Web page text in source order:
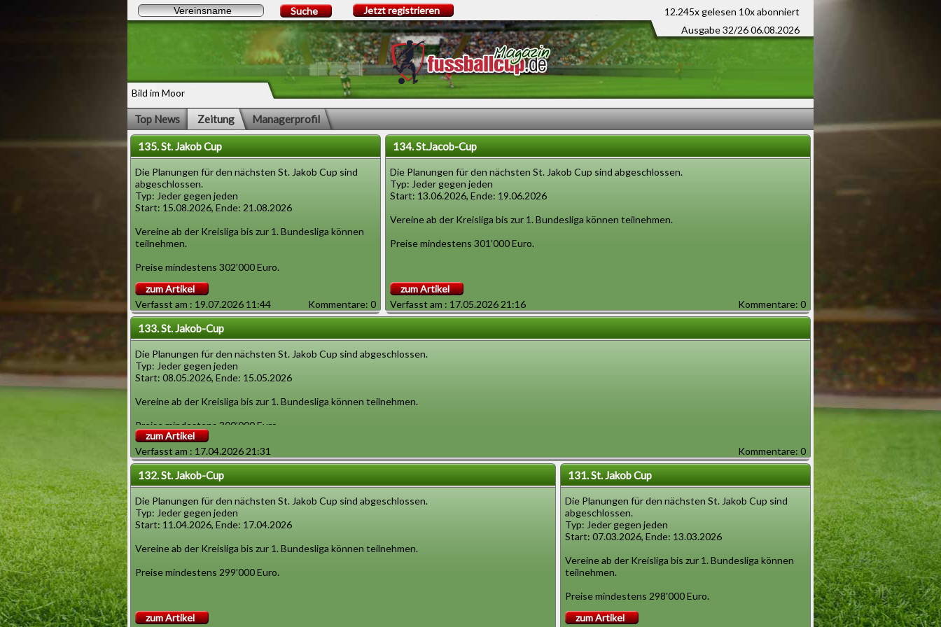
12.245x gelesen 10x abonniert
Ausgabe 32/26 06.08.2026
Bild im Moor
Suche Jetzt registrieren
Top News Zeitung Managerprofil
135. St. Jakob Cup
Die Planungen für den nächsten St. Jakob Cup sind
abgeschlossen.
Typ: Jeder gegen jeden
Start: 15.08.2026, Ende: 21.08.2026
Vereine ab der Kreisliga bis zur 1. Bundesliga können
teilnehmen.
Preise mindestens 302’000 Euro.
zum Artikel
Verfasst am : 19.07.2026 11:44
Kommentare: 0
134. St.Jacob-Cup
Die Planungen für den nächsten St. Jakob Cup sind abgeschlossen.
Typ: Jeder gegen jeden
Start: 13.06.2026, Ende: 19.06.2026
Vereine ab der Kreisliga bis zur 1. Bundesliga können teilnehmen.
Preise mindestens 301’000 Euro.
zum Artikel
Verfasst am : 17.05.2026 21:16
Kommentare: 0
133. St. Jakob-Cup
Die Planungen für den nächsten St. Jakob Cup sind abgeschlossen.
Typ: Jeder gegen jeden
Start: 08.05.2026, Ende: 15.05.2026
Vereine ab der Kreisliga bis zur 1. Bundesliga können teilnehmen.
Preise mindestens 300’000 Euro.
zum Artikel
Verfasst am : 17.04.2026 21:31
Kommentare: 0
132. St. Jakob-Cup
Die Planungen für den nächsten St. Jakob Cup sind abgeschlossen.
Typ: Jeder gegen jeden
Start: 11.04.2026, Ende: 17.04.2026
Vereine ab der Kreisliga bis zur 1. Bundesliga können teilnehmen.
Preise mindestens 299’000 Euro.
zum Artikel
131. St. Jakob Cup
Die Planungen für den nächsten St. Jakob Cup sind
abgeschlossen.
Typ: Jeder gegen jeden
Start: 07.03.2026, Ende: 13.03.2026
Vereine ab der Kreisliga bis zur 1. Bundesliga können
teilnehmen.
Preise mindestens 298'000 Euro.
zum Artikel